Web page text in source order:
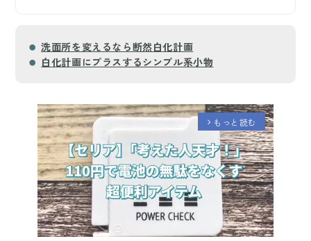
洗面所を変えるなら断然白化計画
白化計画にプラスするシンプル系小物
arrow_forward_ios もっと読む